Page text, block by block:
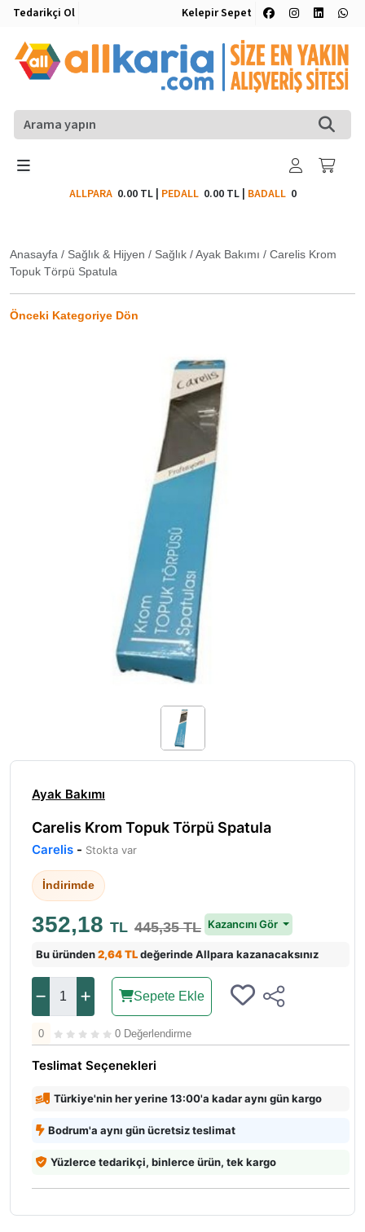
Tedarikçi Ol Kelepir Sepet
ALLPARA 0.00 TL| PEDALL 0.00 TL| BADALL0
Anasayfa / Sağlık & Hijyen / Sağlık /Ayak Bakımı / Carelis Krom
Topuk Törpü Spatula
Önceki Kategoriye Dön
Ayak Bakımı
Carelis Krom Topuk Törpü Spatula
Carelis - Stokta var
İndirimde
352,18 TL 445,35 TL Kazancını Gör
Bu üründen2,64 TLdeğerinde Allpara kazanacaksınız
Sepete Ekle
0 0 Değerlendirme
Teslimat Seçenekleri
Türkiye'nin her yerine 13:00'a kadar aynı gün kargo
Bodrum'a aynı gün ücretsiz teslimat
Yüzlerce tedarikçi, binlerce ürün, tek kargo